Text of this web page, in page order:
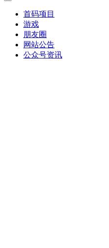
首码项目
游戏
朋友圈
网站公告
公众号资讯